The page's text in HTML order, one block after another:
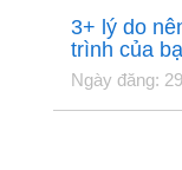
3+ lý do
trình của
Ngày đăng: